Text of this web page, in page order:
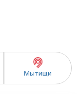
Мытищи